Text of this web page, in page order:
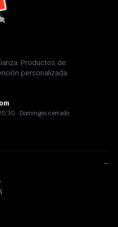
Productos de
personalizada.
· Domingos cerrado